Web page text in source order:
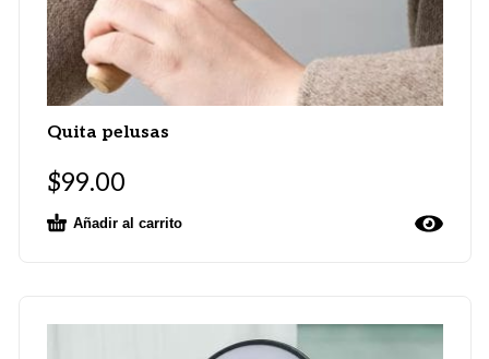
Quita pelusas
$99.00
Añadir al carrito